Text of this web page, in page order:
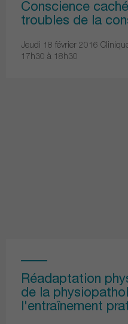
Conscience
troubles de la
Jeudi 18 février 2016
17h30 à 18h30
Réadaptation
de la
l'entraînement